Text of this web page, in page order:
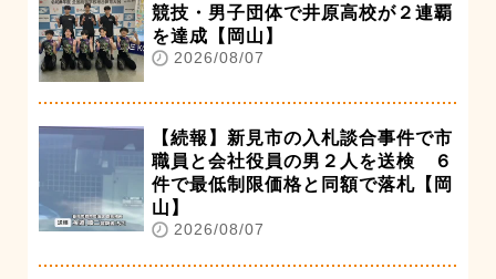
競技・男子団体で井原高校が２連覇
を達成【岡山】
2026/08/07
【続報】新見市の入札談合事件で市
職員と会社役員の男２人を送検 ６
件で最低制限価格と同額で落札【岡
山】
2026/08/07